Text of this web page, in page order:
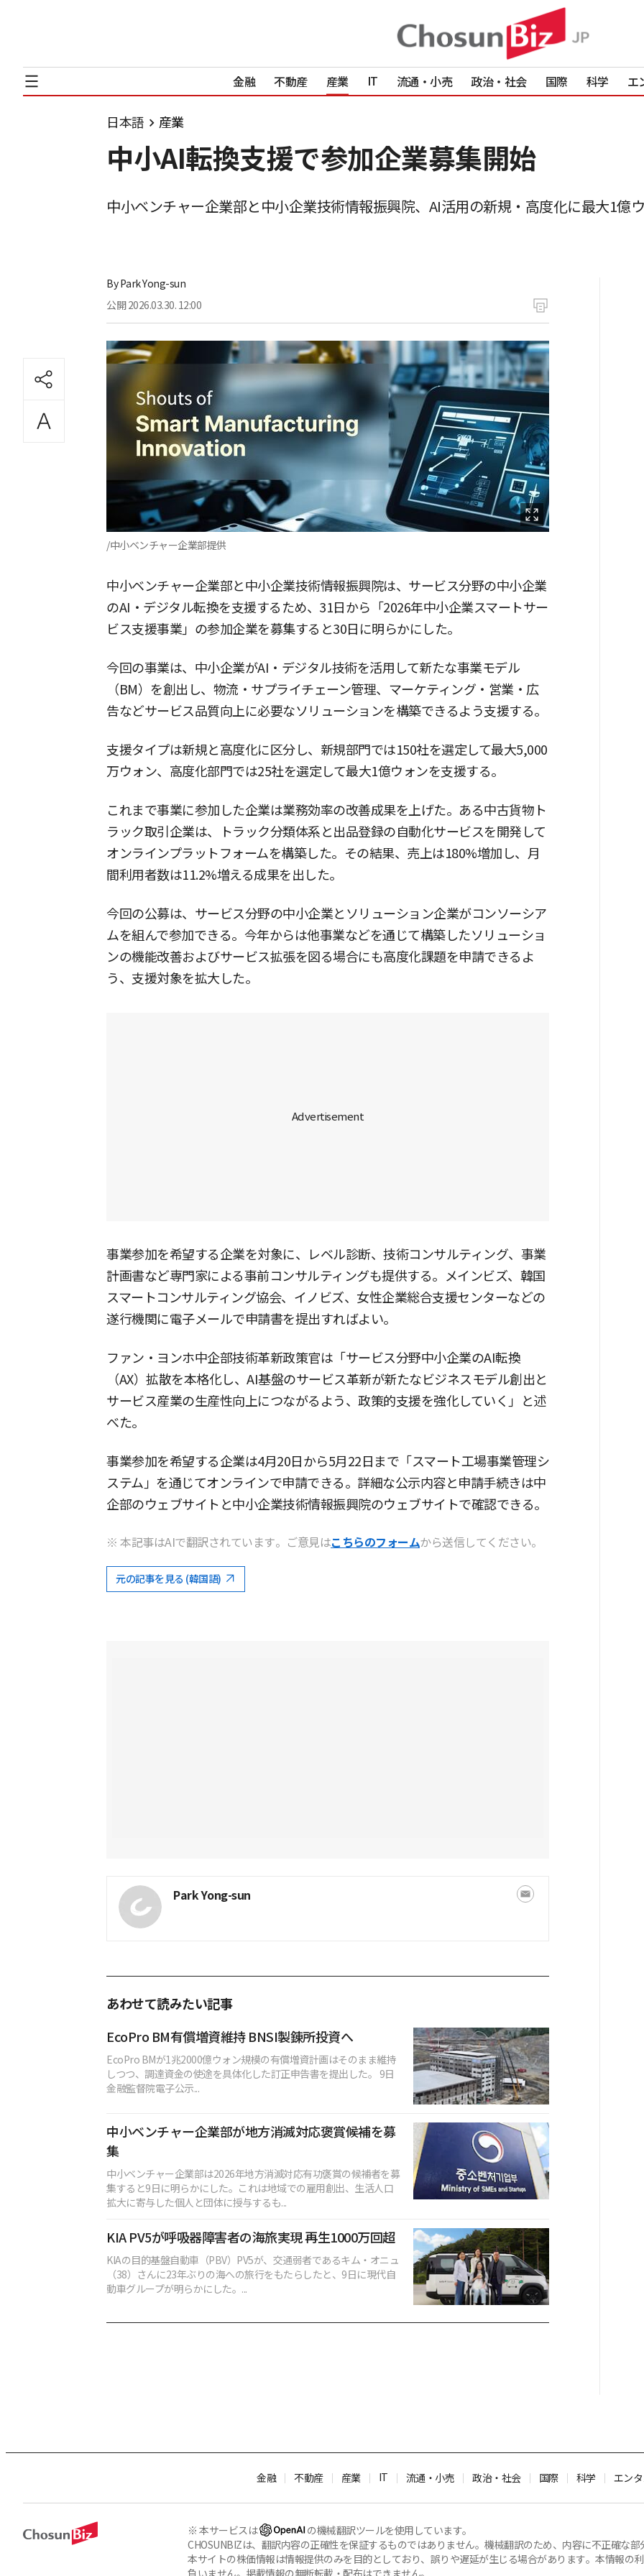
金融 不動産 産業 IT 流通・小売 政治・社会 国際 科学 エ
日本語 産業
中小AI転換支援で参加企業募集開始
中小ベンチャー企業部と中小企業技術情報振興院、AI活用の新規・高度化に最大1億
ByPark Yong-sun
公開 2026.03.30. 12:00
/中小ベンチャー企業部提供
中小ベンチャー企業部と中小企業技術情報振興院は、サービス分野の中小企業
のAI・デジタル転換を支援するため、31日から「2026年中小企業スマートサー
ビス支援事業」の参加企業を募集すると30日に明らかにした。
今回の事業は、中小企業がAI・デジタル技術を活用して新たな事業モデル
（BM）を創出し、物流・サプライチェーン管理、マーケティング・営業・広
告などサービス品質向上に必要なソリューションを構築できるよう支援する。
支援タイプは新規と高度化に区分し、新規部門では150社を選定して最大5,000
万ウォン、高度化部門では25社を選定して最大1億ウォンを支援する。
これまで事業に参加した企業は業務効率の改善成果を上げた。ある中古貨物ト
ラック取引企業は、トラック分類体系と出品登録の自動化サービスを開発して
オンラインプラットフォームを構築した。その結果、売上は180%増加し、月
間利用者数は11.2%増える成果を出した。
今回の公募は、サービス分野の中小企業とソリューション企業がコンソーシア
ムを組んで参加できる。今年からは他事業などを通じて構築したソリューショ
ンの機能改善およびサービス拡張を図る場合にも高度化課題を申請できるよ
う、支援対象を拡大した。
事業参加を希望する企業を対象に、レベル診断、技術コンサルティング、事業
計画書など専門家による事前コンサルティングも提供する。メインビズ、韓国
スマートコンサルティング協会、イノビズ、女性企業総合支援センターなどの
遂行機関に電子メールで申請書を提出すればよい。
ファン・ヨンホ中企部技術革新政策官は「サービス分野中小企業のAI転換
（AX）拡散を本格化し、AI基盤のサービス革新が新たなビジネスモデル創出と
サービス産業の生産性向上につながるよう、政策的支援を強化していく」と述
べた。
事業参加を希望する企業は4月20日から5月22日まで「スマート工場事業管理シ
ステム」を通じてオンラインで申請できる。詳細な公示内容と申請手続きは中
企部のウェブサイトと中小企業技術情報振興院のウェブサイトで確認できる。
※ 本記事はAIで翻訳されています。ご意見はこちらのフォームから送信してください。
元の記事を見る (韓国語)
Park Yong-sun
あわせて読みたい記事
EcoPro BM有償増資維持 BNSI製錬所投資へ
EcoPro BMが1兆2000億ウォン規模の有償増資計画はそのまま維持
しつつ、調達資金の使途を具体化した訂正申告書を提出した。 9日
金融監督院電子公示...
中小ベンチャー企業部が地方消滅対応褒賞候補を募
集
中小ベンチャー企業部は2026年地方消滅対応有功褒賞の候補者を募
集すると9日に明らかにした。これは地域での雇用創出、生活人口
拡大に寄与した個人と団体に授与するも...
KIA PV5が呼吸器障害者の海旅実現 再生1000万回超
KIAの目的基盤自動車（PBV）PV5が、交通弱者であるキム・オニュ
（38）さんに23年ぶりの海への旅行をもたらしたと、9日に現代自
動車グループが明らかにした。...
金融 不動産 産業 IT 流通・小売 政治・社会 国際 科学 エン
※ 本サービスは
の機械翻訳ツールを使用しています。
CHOSUNBIZは、翻訳内容の正確性を保証するものではありません。機械翻訳のため、内容に不正確な
本サイトの株価情報は情報提供のみを目的としており、誤りや遅延が生じる場合があります。本情報の